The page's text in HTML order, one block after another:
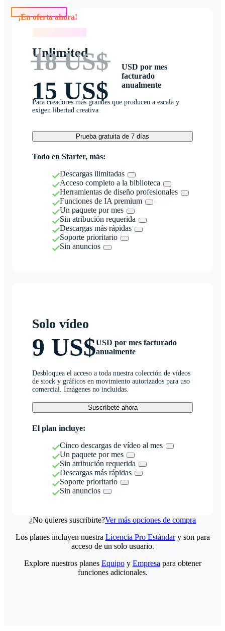
Unlimited
18 US$
15 US$
USD por mes
facturado
anualmente
Para creadores más grandes que producen a escala y
exigen libertad creativa
Prueba gratuita de 7 días
Todo en Starter, más:
Descargas ilimitadas
Acceso completo a la biblioteca
Herramientas de diseño profesionales
Funciones de IA premium
Un paquete por mes
Sin atribución requerida
Descargas más rápidas
Soporte prioritario
Sin anuncios
Solo vídeo
9 US$USD por mes facturado
anualmente
Desbloquea el acceso a toda nuestra colección de vídeos
de stock y gráficos en movimiento autorizados para uso
comercial. Imágenes no incluidas.
Suscríbete ahora
El plan incluye:
Cinco descargas de vídeo al mes
Un paquete por mes
Sin atribución requerida
Descargas más rápidas
Soporte prioritario
Sin anuncios
¿No quieres suscribirte?Ver más opciones de compra
Los planes incluyen nuestra Licencia Pro Estándary son para
acceso de un solo usuario.
Explore nuestros planes Equipoy Empresa para obtener
funciones adicionales.